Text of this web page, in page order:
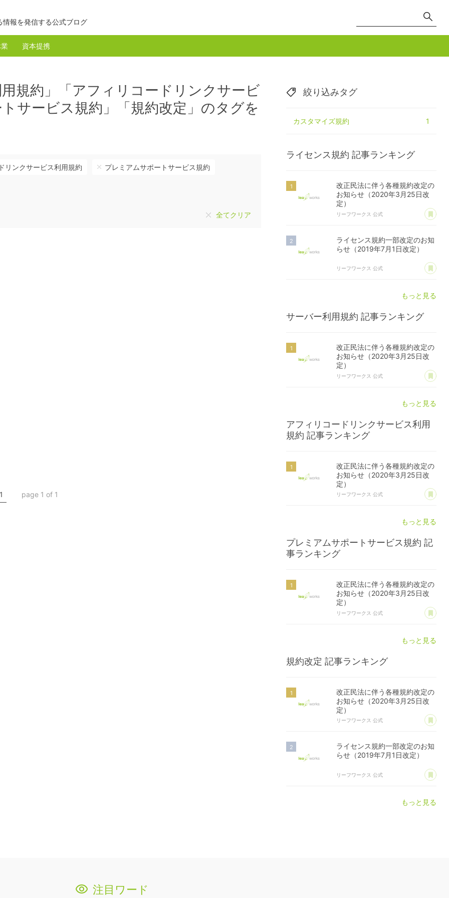
情報を発信する公式ブログ
資本提携
規約」「アフィリコードリンクサービ
サービス規約」「規約改定」のタグを
リンクサービス利用規約 プレミアムサポートサービス規約
全てクリア
1 page 1 of 1
絞り込みタグ
カスタマイズ規約 1
ライセンス規約 記事ランキング
改正民法に伴う各種規約改定の
お知らせ（2020年3月25日改
定）
リーフワークス 公式 あ
ライセンス規約一部改定のお知
らせ（2019年7月1日改定）
リーフワークス 公式 あ
もっと見る
サーバー利用規約 記事ランキング
改正民法に伴う各種規約改定の
お知らせ（2020年3月25日改
定）
リーフワークス 公式 あ
もっと見る
アフィリコードリンクサービス利用
規約 記事ランキング
改正民法に伴う各種規約改定の
お知らせ（2020年3月25日改
定）
リーフワークス 公式 あ
もっと見る
プレミアムサポートサービス規約 記
事ランキング
改正民法に伴う各種規約改定の
お知らせ（2020年3月25日改
定）
リーフワークス 公式 あ
もっと見る
規約改定 記事ランキング
改正民法に伴う各種規約改定の
お知らせ（2020年3月25日改
定）
リーフワークス 公式 あ
ライセンス規約一部改定のお知
らせ（2019年7月1日改定）
リーフワークス 公式 あ
もっと見る
注目ワード